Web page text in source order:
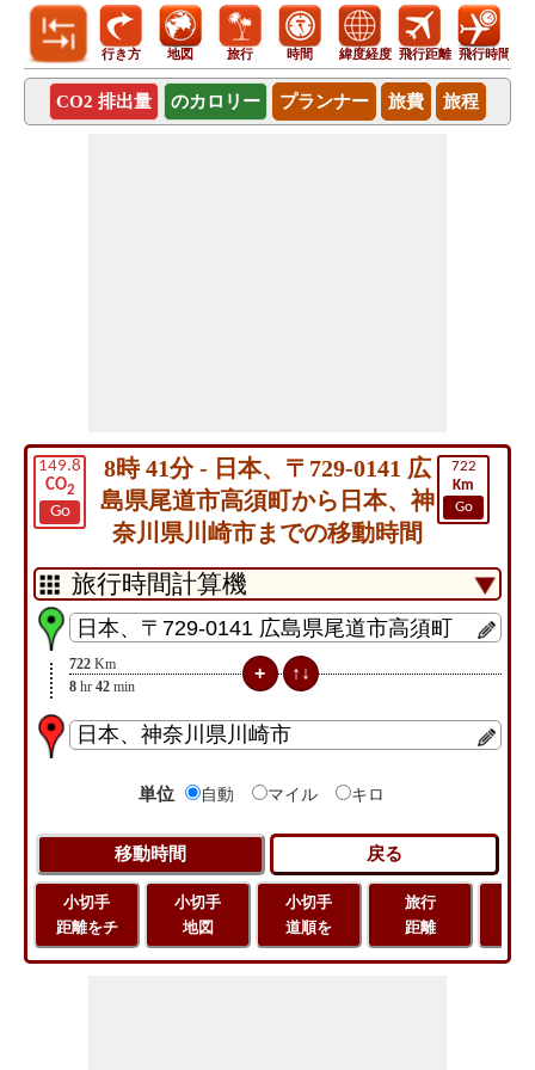
行き方 地図 旅行 時間 緯度経度 飛行距離 飛行時間
CO2 排出量 のカロリー プランナー 旅費 旅程
149.8
CO2
Go
722
Km
Go
8時 41分 - 日本、〒729-0141 広
島県尾道市高須町から日本、神
奈川県川崎市までの移動時間
722 Km
8 hr 42 min
単位 自動 マイル キロ
小切手
距離をチ
小切手
地図
小切手
道順を
旅行
距離